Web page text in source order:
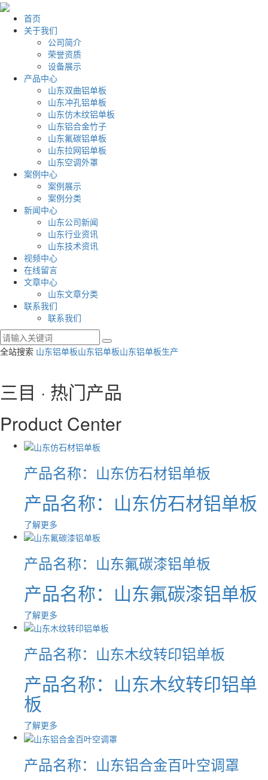
首页
关于我们
公司简介
荣誉资质
设备展示
产品中心
山东双曲铝单板
山东冲孔铝单板
山东仿木纹铝单板
山东铝合金竹子
山东氟碳铝单板
山东拉网铝单板
山东空调外罩
案例中心
案例展示
案例分类
新闻中心
山东公司新闻
山东行业资讯
山东技术资讯
视频中心
在线留言
文章中心
山东文章分类
联系我们
联系我们
全站搜索 山东铝单板山东铝单板山东铝单板生产
三目 · 热门产品
Product Center
产品名称：山东仿石材铝单板
产品名称：山东仿石材铝单板
了解更多
产品名称：山东氟碳漆铝单板
产品名称：山东氟碳漆铝单板
了解更多
产品名称：山东木纹转印铝单板
产品名称：山东木纹转印铝单
板
了解更多
产品名称：山东铝合金百叶空调罩